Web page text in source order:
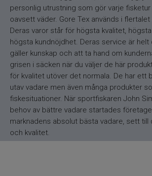
personlig utrustning som gör varje
oavsett väder. Gore Tex används i
Deras varor står för högsta kvalitet,
högsta kundnöjdhet. Deras service är
gäller kunskap och att ta hand om
grisen i säcken när du väljer de här
för kvalitet utöver det normala. De har ett
utav vadare men även många produkter
fiskesituationer. När sportfiskaren John
behov av bättre vadare startades
marknadens absolut bästa vadare, sett till
och kvalitet.